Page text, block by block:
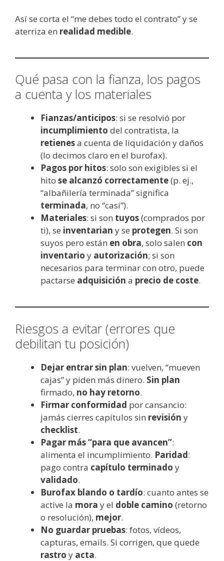
Así se corta el “me debes todo el contrato” y se
aterriza en realidad medible.
Qué pasa con la fianza, los pagos
a cuenta y los materiales
Fianzas/anticipos: si se resolvió por
incumplimiento del contratista, la
retienesa cuenta de liquidación y daños
(lo decimos claro en el burofax).
Pagos por hitos: solo son exigibles si el
hito se alcanzó correctamente(p. ej.,
“albañilería terminada” significa
terminada, no “casi”).
Materiales: si son tuyos(comprados por
ti), se inventarian y se protegen. Si son
suyos pero están en obra, solo salen con
inventario y autorización; si son
necesarios para terminar con otro, puede
pactarse adquisición a precio de coste.
Riesgos a evitar (errores que
debilitan tu posición)
Dejar entrar sin plan: vuelven, “mueven
cajas” y piden más dinero. Sin plan
firmado, no hay retorno.
Firmar conformidad por cansancio:
jamás cierres capítulos sin revisión y
checklist.
Pagar más “para que avancen”:
alimenta el incumplimiento. Paridad:
pago contra capítulo terminado y
validado.
Burofax blando o tardío: cuanto antes se
active la mora y el doble camino (retorno
o resolución), mejor.
No guardar pruebas: fotos, vídeos,
capturas, emails. Si corrigen, que quede
rastro y acta.